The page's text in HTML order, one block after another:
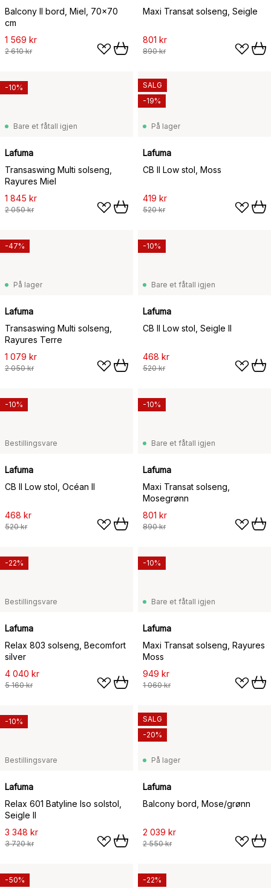
Balcony II bord, Miel, 70x70
cm
1 569 kr
2 610 kr
Maxi Transat solseng, Seigle
801 kr
890 kr
Bare et fåtall igjen
Lafuma
Transaswing Multi solseng,
Rayures Miel
1 845 kr
2 050 kr
-10%
På lager
Lafuma
CB II Low stol, Moss
419 kr
520 kr
SALG
-19%
På lager
Lafuma
Transaswing Multi solseng,
Rayures Terre
1 079 kr
2 050 kr
-47%
Bare et fåtall igjen
Lafuma
CB II Low stol, Seigle II
468 kr
520 kr
-10%
Bestillingsvare
Lafuma
CB II Low stol, Océan II
468 kr
520 kr
-10%
Bare et fåtall igjen
Lafuma
Maxi Transat solseng,
Mosegrønn
801 kr
890 kr
-10%
Bestillingsvare
Lafuma
Relax 803 solseng, Becomfort
silver
4 040 kr
5 160 kr
-22%
Bare et fåtall igjen
Lafuma
Maxi Transat solseng, Rayures
Moss
949 kr
1 060 kr
-10%
Bestillingsvare
Lafuma
Relax 601 Batyline Iso solstol,
Seigle II
3 348 kr
3 720 kr
-10%
På lager
Lafuma
Balcony bord, Mose/grønn
2 039 kr
2 550 kr
SALG
-20%
-50% -22%